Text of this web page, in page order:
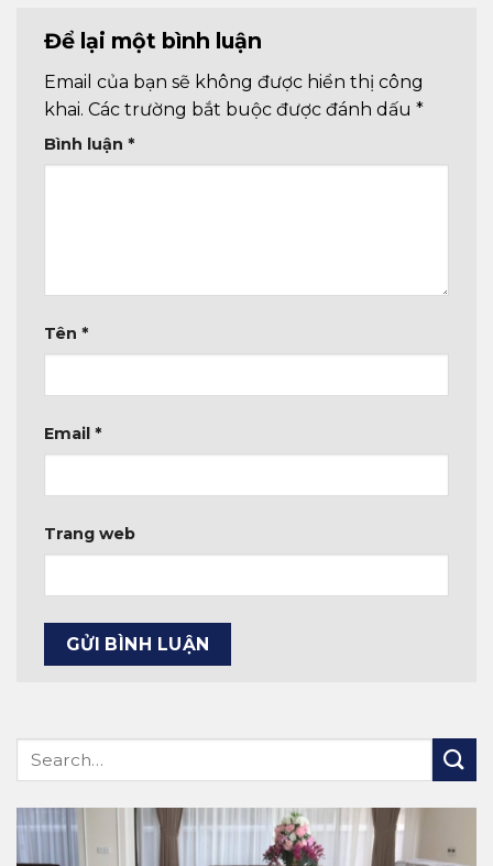
Để lại một bình luận
Email của bạn sẽ không được hiển thị công
khai. Các trường bắt buộc được đánh dấu *
Bình luận *
Tên *
Email *
Trang web